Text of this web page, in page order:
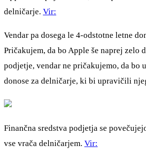
delničarje. Vir:
Vendar pa dosega le 4-odstotne letne
Pričakujem, da bo Apple še naprej zelo
podjetje, vendar ne pričakujemo, da bo
donose za delničarje, ki bi upravičili
Finančna sredstva podjetja se
vse vrača delničarjem. Vir: